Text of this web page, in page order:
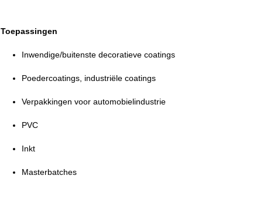
Toepassingen
Inwendige/buitenste decoratieve coatings
Poedercoatings, industriële coatings
Verpakkingen voor automobielindustrie
PVC
Inkt
Masterbatches